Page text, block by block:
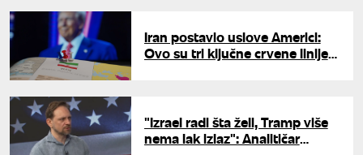
Iran postavio uslove Americi:
Ovo su tri ključne crvene linije
"Izrael radi šta želi, Tramp više
nema lak izlaz": Analitičar